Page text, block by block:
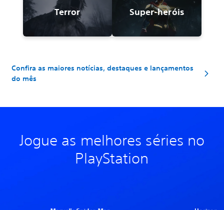
Terror Super-heróis
Confira as maiores notícias, destaques e lançamentos
do mês
Jogue as melhores séries no
PlayStation